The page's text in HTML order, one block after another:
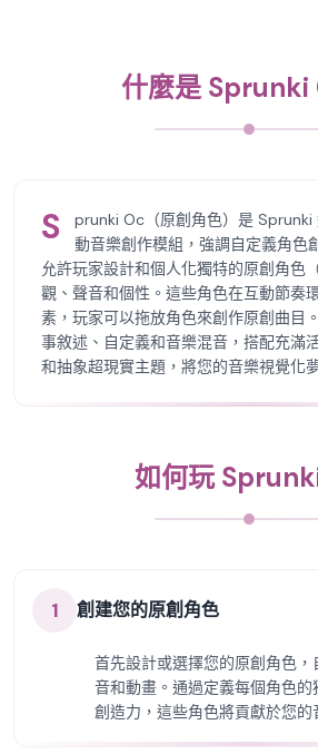
什麼是 Sprunki
S
prunki Oc（原創角色）是 Sprunki
動音樂創作模組，強調自定義角色
允許玩家設計和個人化獨特的原創角色
觀、聲音和個性。這些角色在互動節奏
素，玩家可以拖放角色來創作原創曲目
事敘述、自定義和音樂混音，搭配充滿
和抽象超現實主題，將您的音樂視覺化
如何玩
1 創建您的原創角色
首先設計或選擇您的原創角色
音和動畫。通過定義每個角色
創造力，這些角色將貢獻於您的